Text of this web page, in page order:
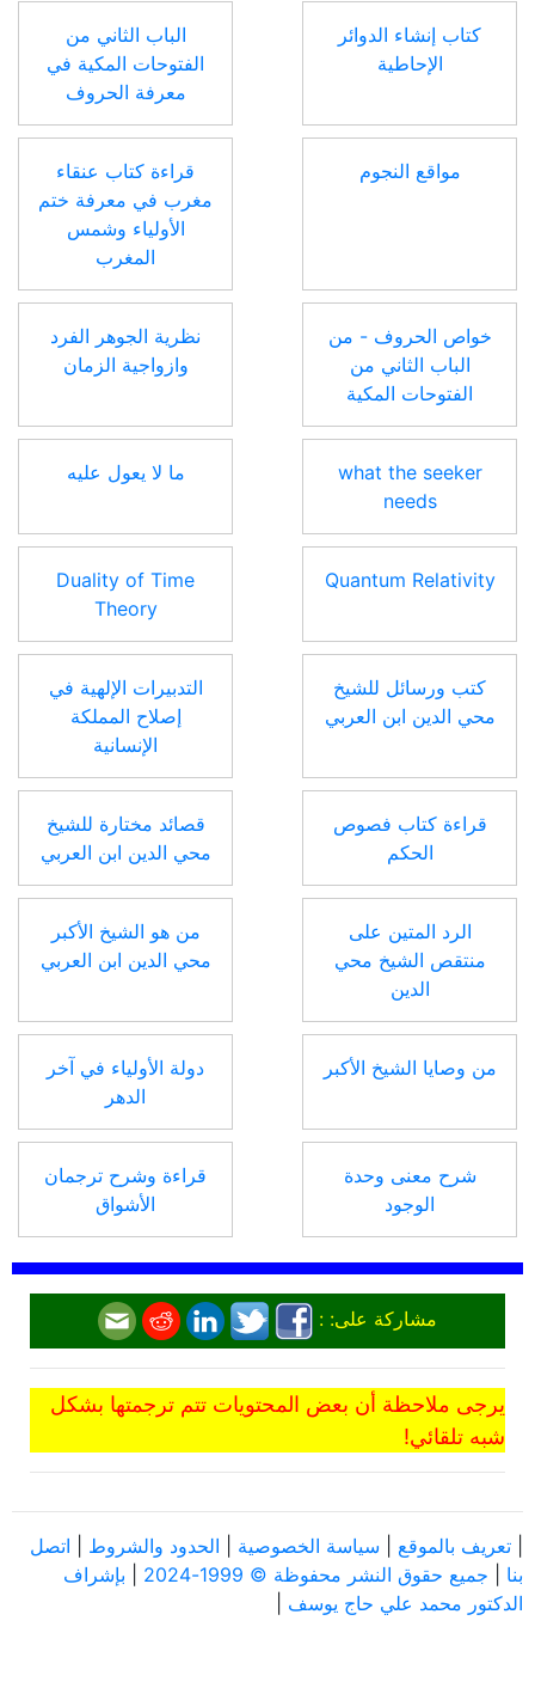
كتاب إنشاء الدوائر
الإحاطية
الباب الثاني من
الفتوحات المكية في
معرفة الحروف
مواقع النجوم
قراءة كتاب عنقاء
مغرب في معرفة ختم
الأولياء وشمس
المغرب
خواص الحروف - من
الباب الثاني من
الفتوحات المكية
نظرية الجوهر الفرد
وازواجية الزمان
what the seeker
needs
ما لا يعول عليه
Quantum Relativity
Duality of Time
Theory
كتب ورسائل للشيخ
محي الدين ابن العربي
التدبيرات الإلهية في
إصلاح المملكة
الإنسانية
قراءة كتاب فصوص
الحكم
قصائد مختارة للشيخ
محي الدين ابن العربي
الرد المتين على
منتقص الشيخ محي
الدين
من هو الشيخ الأكبر
محي الدين ابن العربي
من وصايا الشيخ الأكبر
دولة الأولياء في آخر
الدهر
شرح معنى وحدة
الوجود
قراءة وشرح ترجمان
الأشواق
مشاركة على: :
يرجى ملاحظة أن بعض المحتويات تتم ترجمتها بشكل
شبه تلقائي!
تعريف بالموقع سياسة الخصوصية الحدود والشروط
اتصل
بنا
جميع حقوق النشر محفوظة © 1999-2024
بإشراف
الدكتور محمد علي حاج يوسف